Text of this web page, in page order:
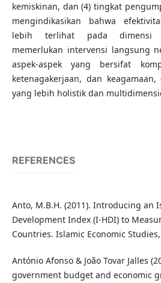
kemiskinan, dan (4) tingkat
mengindikasikan bahwa
lebih terlihat pada dimensi
memerlukan intervensi langsung
aspek-aspek yang bersifat
ketenagakerjaan, dan
yang lebih holistik dan
REFERENCES
Anto, M.B.H. (2011). Introducing an
Development Index (I-HDI) to
Countries. Islamic Economic Studies,
António Afonso & João Tovar Jalles
government budget and economic